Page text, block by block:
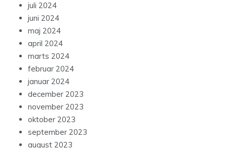
juli 2024
juni 2024
maj 2024
april 2024
marts 2024
februar 2024
januar 2024
december 2023
november 2023
oktober 2023
september 2023
august 2023